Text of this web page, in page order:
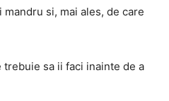
si, mai ales, de care
trebuie sa ii faci inainte de a